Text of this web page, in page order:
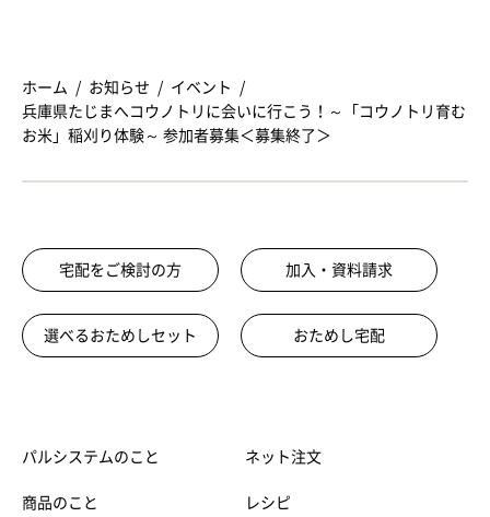
ホーム お知らせ
イベント
兵庫県たじまへコウノトリに会いに行こう！～「コウノトリ育む
お米」稲刈り体験～ 参加者募集＜募集終了＞
宅配をご検討の方 加入・資料請求
選べるおためしセット おためし宅配
パルシステムのこと
商品のこと
ネット注文
レシピ